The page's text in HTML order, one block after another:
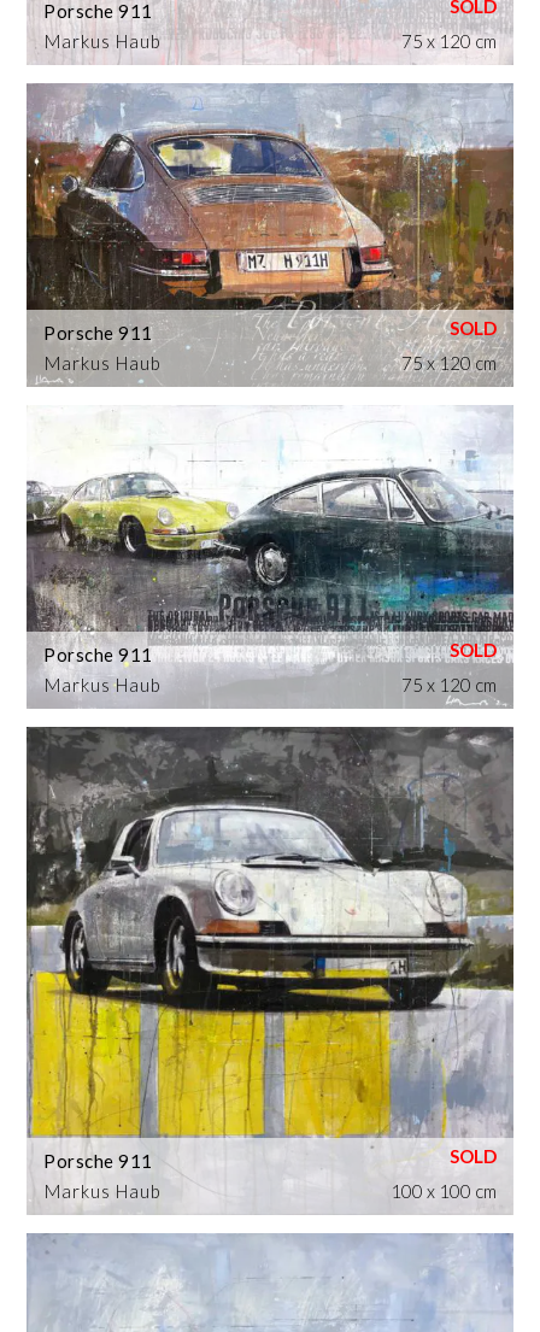
Markus Haub
Porsche 911
75 x 120 cm
Markus Haub
Porsche 911
75 x 120 cm
Markus Haub
Porsche 911
75 x 120 cm
Markus Haub
Porsche 911
100 x 100 cm